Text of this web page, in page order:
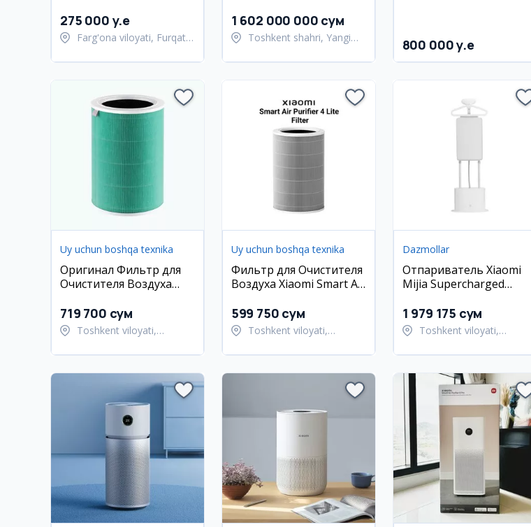
275 000 y.e
Farg'ona viloyati, Furqat
1 602 000 000 сум
Toshkent shahri, Yangi
800 000 y.e
Uy uchun boshqa texnika
Оригинал Фильтр для
Очистителя Воздуха
4 Pro
719 700 сум
Toshkent viloyati,
Uy uchun boshqa texnika
Фильтр для Очистителя
Воздуха Xiaomi Smart Air
599 750 сум
Toshkent viloyati,
Dazmollar
Отпариватель Xiaomi
Mijia Supercharged
ZYGTJ01KL
1 979 175 сум
Toshkent viloyati,